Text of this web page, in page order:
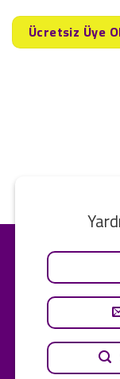
Ücretsiz Üye